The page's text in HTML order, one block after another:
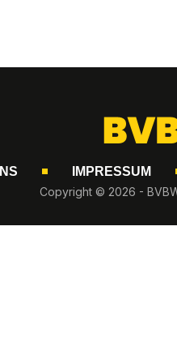
IMPRESSUM
Copyright © 2026 -